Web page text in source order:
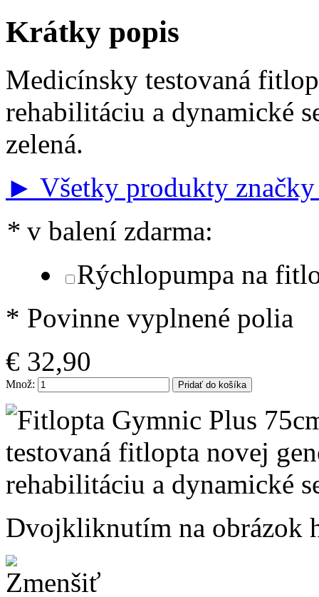
Krátky popis
Medicínsky testovaná
rehabilitáciu a dynamické
zelená.
► Všetky produkty značky
* v balení zdarma:
Rýchlopumpa na
* Povinne vyplnené polia
€ 32,90
Množ: Pridať do košíka
Dvojkliknutím na obrázok